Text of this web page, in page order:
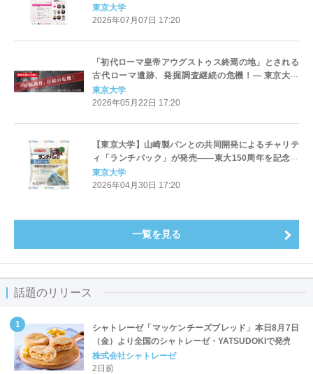
プログラムの提供を開始
東京大学
2026年07月07日 17:20
「初代ローマ皇帝アウグストゥス終焉の地」とされる
古代ローマ遺跡、発掘調査継続の危機！― 東京大学
「ソンマ・ヴェスヴィアーナ発掘プロジェクト」、発
掘調査継続に必要な1,500万円の支援を呼びかけ
東京大学
2026年05月22日 17:20
【東京大学】山崎製パンとの共同開発によるチャリテ
ィ「ランチパック」が発売――東大150周年を記念し
た「青春の味」、売上の一部は赤門の修繕へ寄付――
東京大学
2026年04月30日 17:20
一覧を見る
話題のリリース
シャトレーゼ「マッケンチーズブレッド」本日8月7日
（金）より全国のシャトレーゼ・YATSUDOKIで発売
株式会社シャトレーゼ
2日前